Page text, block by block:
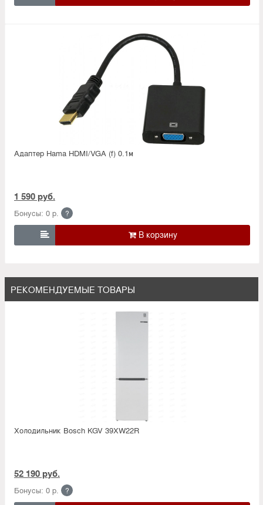
Адаптер Hama HDMI/VGA (f) 0.1м
1 590 руб.
Бонусы: 0 р. ?

РЕКОМЕНДУЕМЫЕ ТОВАРЫ
Холодильник Bosсh KGV 39XW22R
52 190 руб.
Бонусы: 0 р. ?